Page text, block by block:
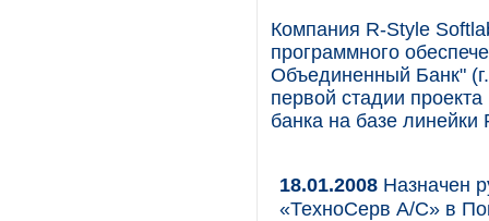
Компания R-Style
программного
Объединенный Банк"
первой стадии
банка на базе линейки
18.01.2008 Назначен
«ТехноСерв А/С» в